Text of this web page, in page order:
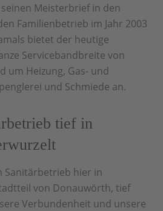
Meisterbrief in den
Familienbetrieb im Jahr 2003
bietet der heutige
Servicebandbreite von
um Heizung, Gas- und
und Schmiede an.
tief in
Sanitärbetrieb hier in
von Donauwörth, tief
Verbundenheit und unsere